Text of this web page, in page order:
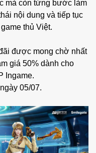
mà còn từng bước làm
nội dung và tiếp tục
thủ Việt.
được mong chờ nhất
giá 50% dành cho
Ingame.
05/07.